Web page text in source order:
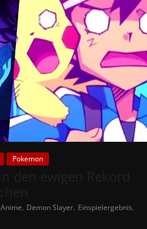
Pokemon
Anime, Demon Slayer, Einspielergebnis,